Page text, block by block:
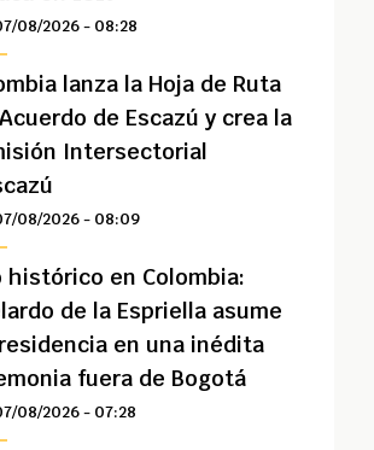
08/2026 - 08:28
lanza la Hoja de Ruta
de Escazú y crea la
Intersectorial
08/2026 - 08:09
histórico en Colombia:
de la Espriella asume
en una inédita
fuera de Bogotá
08/2026 - 07:28